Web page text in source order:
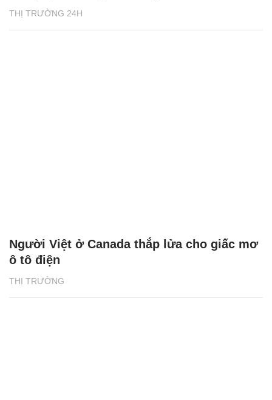
THỊ TRƯỜNG 24H
THỊ TRƯỜNG
Người Việt ở Canada thắp lửa cho giấc mơ
ô tô điện